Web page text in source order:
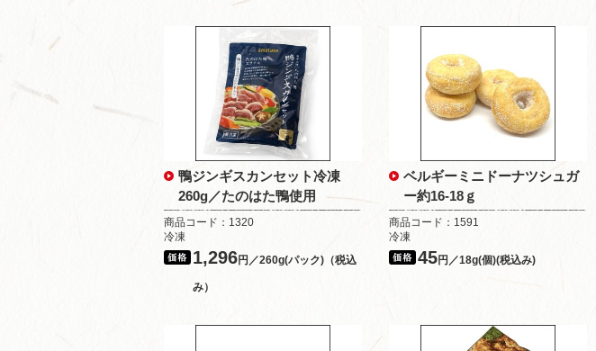
鴨ジンギスカンセット冷凍
260g／たのはた鴨使用
商品コード：1320
冷凍
1,296円／260g(パック)（税込
み）
ベルギーミニドーナツシュガ
ー約16-18ｇ
商品コード：1591
冷凍
45円／18g(個)(税込み)